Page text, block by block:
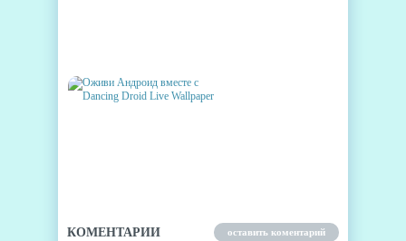
КОМЕНТАРИИ оставить коментарий